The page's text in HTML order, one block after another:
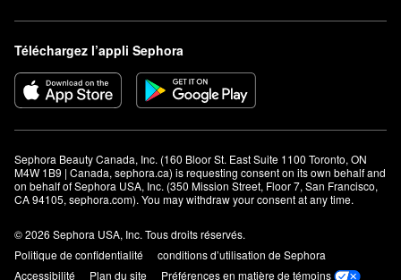
Téléchargez l’appli Sephora
Sephora Beauty Canada, Inc. (160 Bloor St. East Suite 1100 Toronto, ON
M4W 1B9 | Canada, sephora.ca) is requesting consent on its own behalf and
on behalf of Sephora USA, Inc. (350 Mission Street, Floor 7, San Francisco,
CA 94105, sephora.com). You may withdraw your consent at any time.
© 2026 Sephora USA, Inc. Tous droits réservés.
Politique de confidentialité
conditions d’utilisation de Sephora
Accessibilité
Plan du site Préférences en matière de témoins